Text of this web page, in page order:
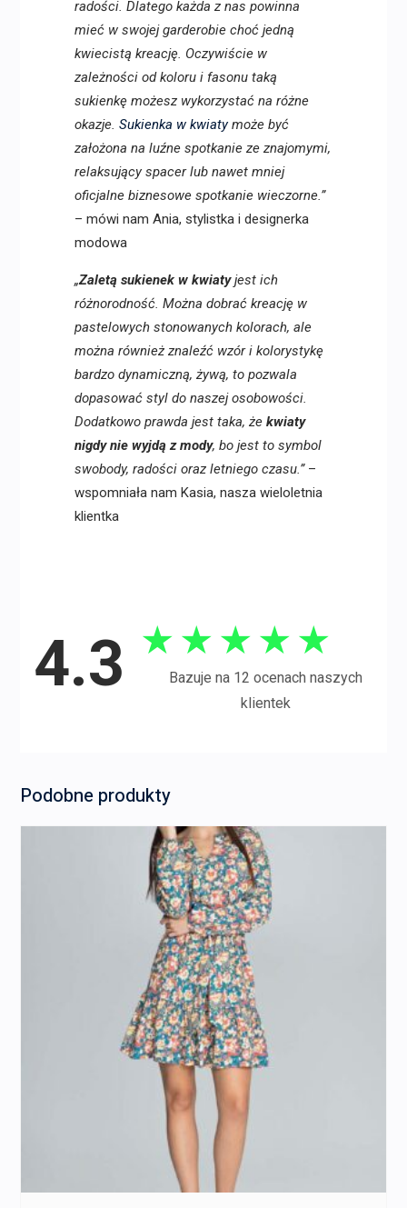
radości. Dlatego każda z nas powinna
mieć w swojej garderobie choć jedną
kwiecistą kreację. Oczywiście w
zależności od koloru i fasonu taką
sukienkę możesz wykorzystać na różne
okazje. Sukienka w kwiatymoże być
założona na luźne spotkanie ze znajomymi,
relaksujący spacer lub nawet mniej
oficjalne biznesowe spotkanie wieczorne.”
– mówi nam Ania, stylistka i designerka
modowa
„Zaletą sukienek w kwiatyjest ich
różnorodność. Można dobrać kreację w
pastelowych stonowanych kolorach, ale
można również znaleźć wzór i kolorystykę
bardzo dynamiczną, żywą, to pozwala
dopasować styl do naszej osobowości.
Dodatkowo prawda jest taka, że kwiaty
nigdy nie wyjdą z mody, bo jest to symbol
swobody, radości oraz letniego czasu.”–
wspomniała nam Kasia, nasza wieloletnia
klientka
4.3 ★ ★ ★ ★ ★
Bazuje na 12 ocenach naszych
klientek
Podobne produkty